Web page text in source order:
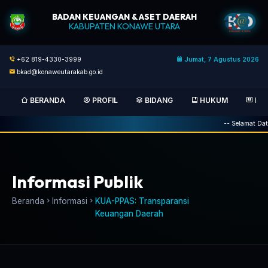
BADAN KEUANGAN & ASET DAERAH
KABUPATEN KONAWE UTARA
+62 819-4330-3999
bkad@konaweutarakab.go.id
Jumat, 7 Agustus 2026
BERANDA PROFIL BIDANG HUKUM
-- Selamat
Informasi Publik
Beranda Informasi
KUA-PPAS: Transparansi
Keuangan Daerah